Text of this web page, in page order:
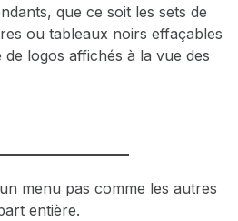
que ce soit les sets de
ou tableaux noirs effaçables
logos affichés à la vue des
menu pas comme les autres
entière.